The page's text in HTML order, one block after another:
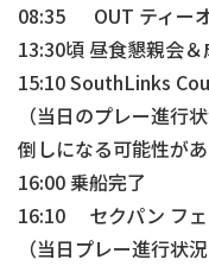
08:35 OUT ティー
13:30頃 昼食懇親会
15:10 SouthLinks
（当日のプレー進行
倒しになる可能性があ
16:00 乗船完了
16:10 セクパン フェ
（当日プレー進行状